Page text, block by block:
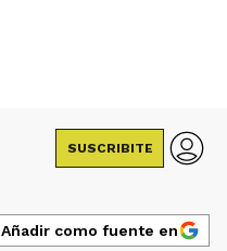
SUSCRIBITE
Añadir como fuente en